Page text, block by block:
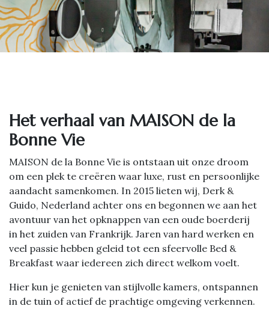
Het ve​rhaal van MAISON de la
Bonne Vie
MAISON de la Bonne Vie is ontstaan uit onze droom
om een plek te creëren waar luxe, rust en persoonlijke
aandacht samenkomen. In 2015 lieten wij, Derk &
Guido, Nederland achter ons en begonnen we aan het
avontuur van het opknappen van een oude boerderij
in het zuiden van Frankrijk. Jaren van hard werken en
veel passie hebben geleid tot een sfeervolle Bed &
Breakfast waar iedereen zich direct welkom voelt.
Hier kun je genieten van stijlvolle kamers, ontspannen
in de tuin of actief de prachtige omgeving verkennen.